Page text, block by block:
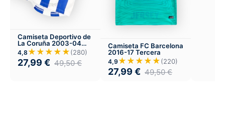
Camiseta Deportivo de
La Coruña 2003-04
Local
4,8 ★★★★★(280)
27,99 € 49,50€
Camiseta FC Barcelona
2016-17 Tercera
4,9 ★★★★★(220)
27,99 € 49,50€